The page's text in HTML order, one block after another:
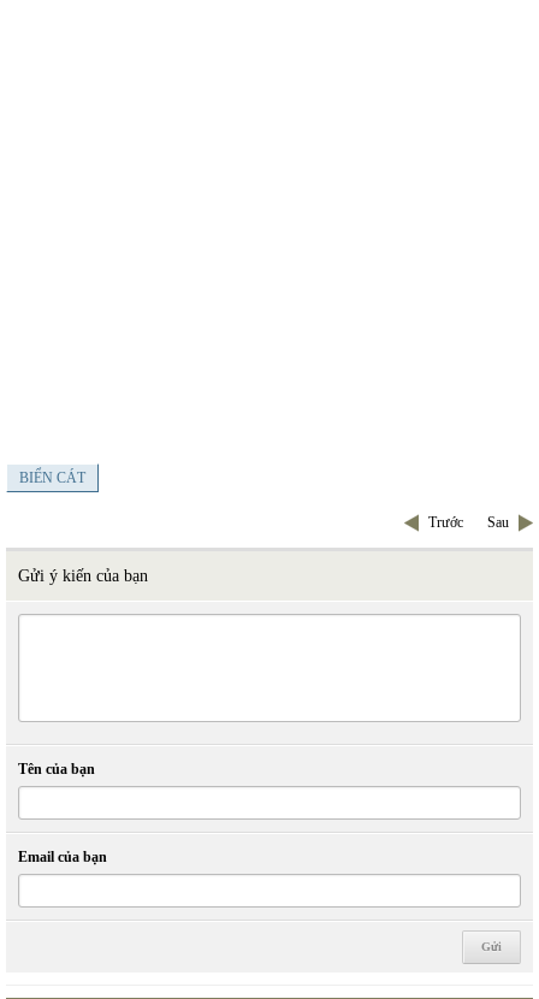
BIỂN CÁT
Trước Sau
Gửi ý kiến của bạn
Tên của bạn
Email của bạn